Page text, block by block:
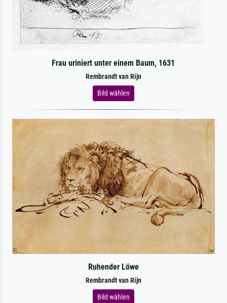
Frau uriniert unter einem Baum, 1631
Rembrandt van Rijn
Bild wählen
Ruhender Löwe
Rembrandt van Rijn
Bild wählen